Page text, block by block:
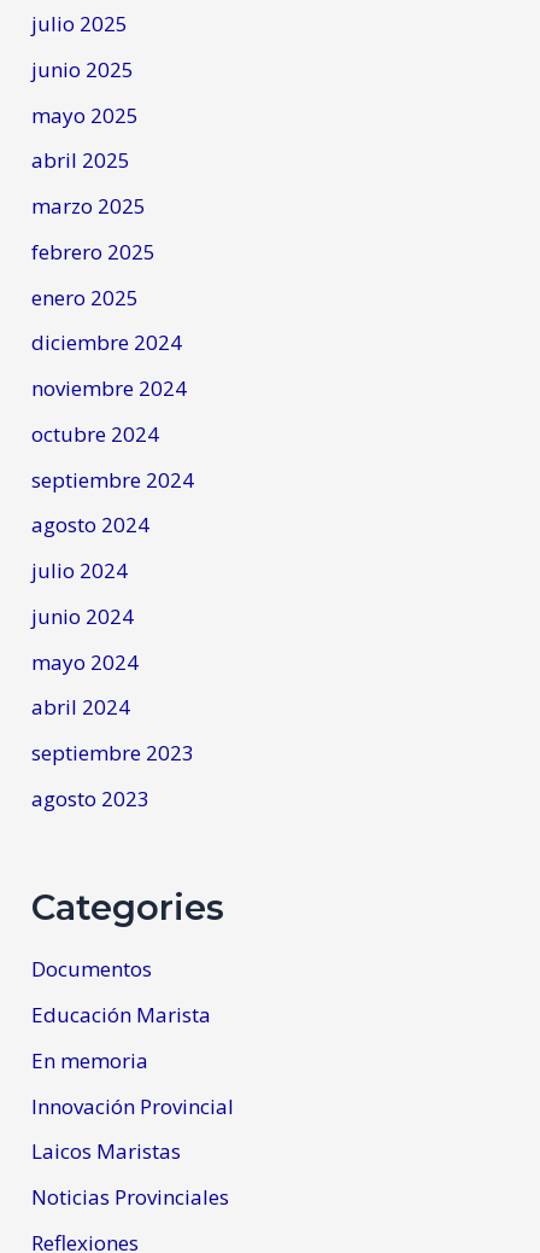
julio 2025
junio 2025
mayo 2025
abril 2025
marzo 2025
febrero 2025
enero 2025
diciembre 2024
noviembre 2024
octubre 2024
septiembre 2024
agosto 2024
julio 2024
junio 2024
mayo 2024
abril 2024
septiembre 2023
agosto 2023
Categories
Documentos
Educación Marista
En memoria
Innovación Provincial
Laicos Maristas
Noticias Provinciales
Reflexiones